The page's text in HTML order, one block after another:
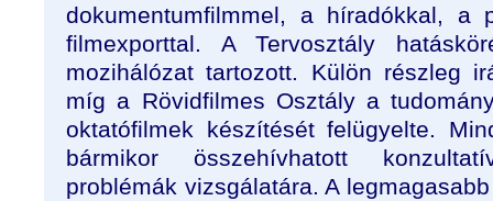
dokumentumfilmmel, a híradókkal, a
filmexporttal. A Tervosztály
mozihálózat tartozott. Külön részleg
míg a Rövidfilmes Osztály a
oktatófilmek készítését felügyelte.
bármikor összehívhatott
problémák vizsgálatára. A